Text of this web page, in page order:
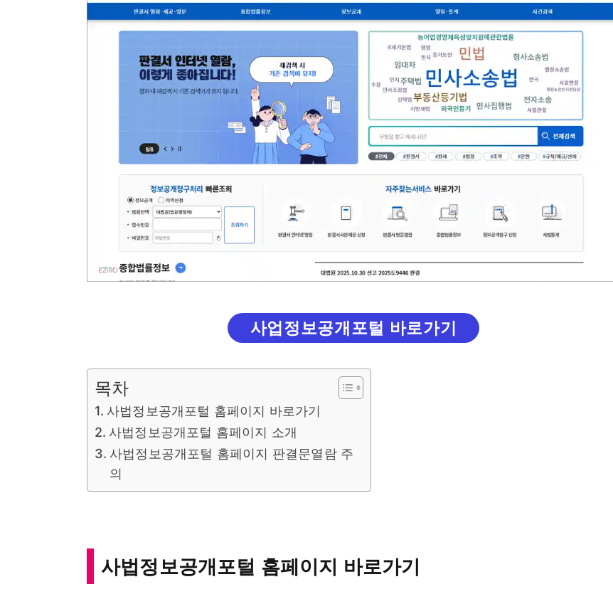
사업정보공개포털 바로가기
목차
사법정보공개포털 홈페이지 바로가기
사법정보공개포털 홈페이지 소개
사법정보공개포털 홈페이지 판결문열람 주
의
사법정보공개포털 홈페이지 바로가기